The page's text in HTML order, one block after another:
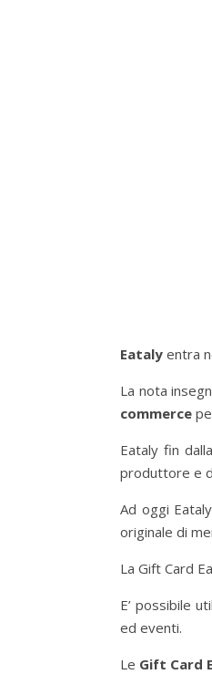
Eataly entra
La nota
commerce
Eataly fin
produttore e
Ad oggi
originale di
La Gift Card
E’ possibile
ed eventi.
Le Gift Card